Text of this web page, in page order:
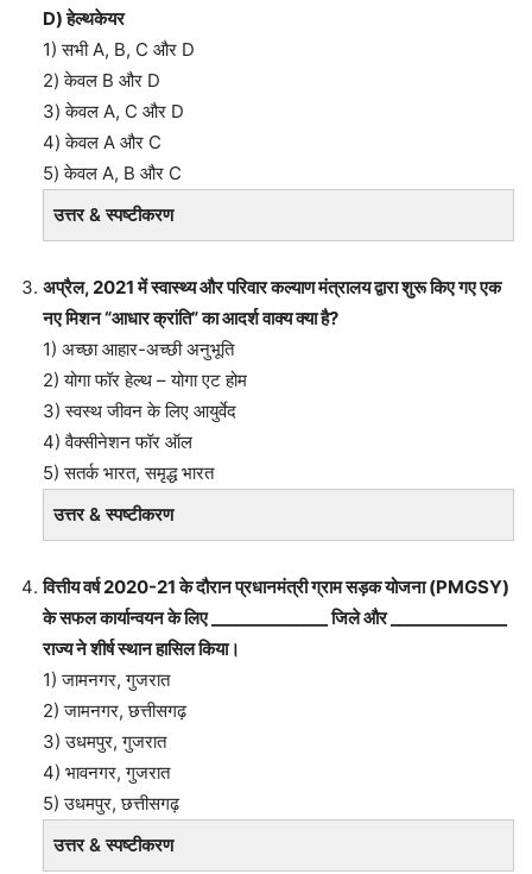
D) हेल्थकेयर
1) सभी A, B, C और D
2) केवल B और D
3) केवल A, C और D
4) केवल A और C
5) केवल A, B और C
उत्तर & स्पष्टीकरण
अप्रैल, 2021 में स्वास्थ्य और परिवार कल्याण मंत्रालय द्वारा शुरू किए गए एक
नए मिशन “आधार क्रांति” का आदर्श वाक्य क्या है?
1) अच्छा आहार-अच्छी अनुभूति
2) योगा फॉर हेल्थ – योगा एट होम
3) स्वस्थ जीवन के लिए आयुर्वेद
4) वैक्सीनेशन फॉर ऑल
5) सतर्क भारत, समृद्ध भारत
उत्तर & स्पष्टीकरण
वित्तीय वर्ष 2020-21 के दौरान प्रधानमंत्री ग्राम सड़क योजना (PMGSY)
के सफल कार्यान्वयन के लिए ______________ जिले और ______________
राज्य ने शीर्ष स्थान हासिल किया।
1) जामनगर, गुजरात
2) जामनगर, छत्तीसगढ़
3) उधमपुर, गुजरात
4) भावनगर, गुजरात
5) उधमपुर, छत्तीसगढ़
उत्तर & स्पष्टीकरण